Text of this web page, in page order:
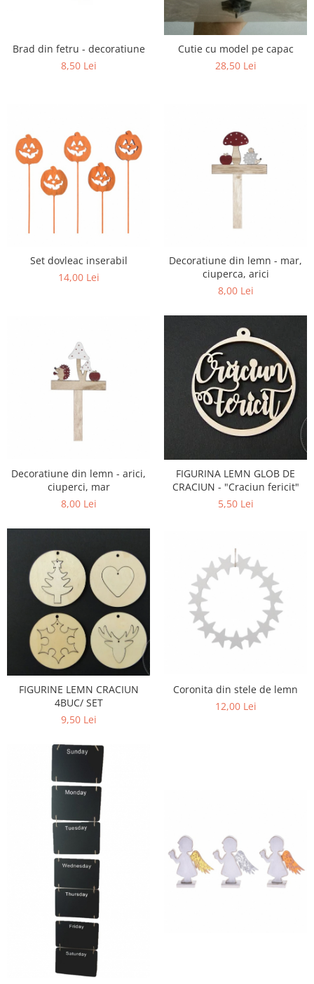
Brad din fetru - decoratiune
8,50 Lei
Cutie cu model pe capac
28,50 Lei
Set dovleac inserabil
14,00 Lei
Decoratiune din lemn - mar,
ciuperca, arici
8,00 Lei
Decoratiune din lemn - arici,
ciuperci, mar
8,00 Lei
FIGURINA LEMN GLOB DE
CRACIUN - "Craciun fericit"
5,50 Lei
FIGURINE LEMN CRACIUN
4BUC/ SET
9,50 Lei
Coronita din stele de lemn
12,00 Lei